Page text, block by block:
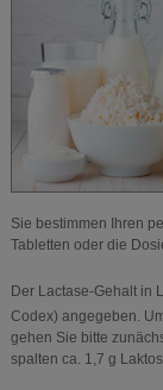
Sie bestimmen Ihren
Tabletten oder die
Der Lactase-Gehalt in
Codex) angegeben.
gehen Sie bitte
spalten ca. 1,7 g